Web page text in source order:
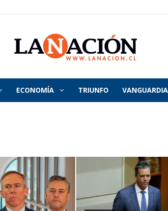
La
Nación
ECONOMÍA TRIUNFO VANGUARDIA